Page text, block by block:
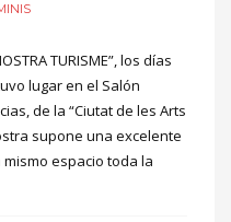
TURISME”, los días
lugar en el Salón
de la “Ciutat de les Arts
supone una excelente
espacio toda la